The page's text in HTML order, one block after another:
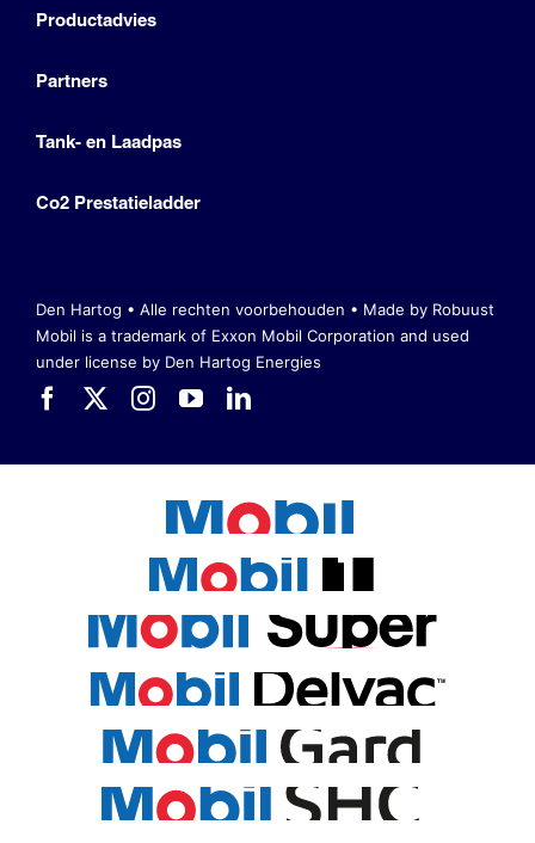
Productadvies
Partners
Tank- en Laadpas
Co2 Prestatieladder
Den Hartog • Alle rechten voorbehouden • Made by Robuust
Mobil is a trademark of Exxon Mobil Corporation and used
under license by Den Hartog Energies